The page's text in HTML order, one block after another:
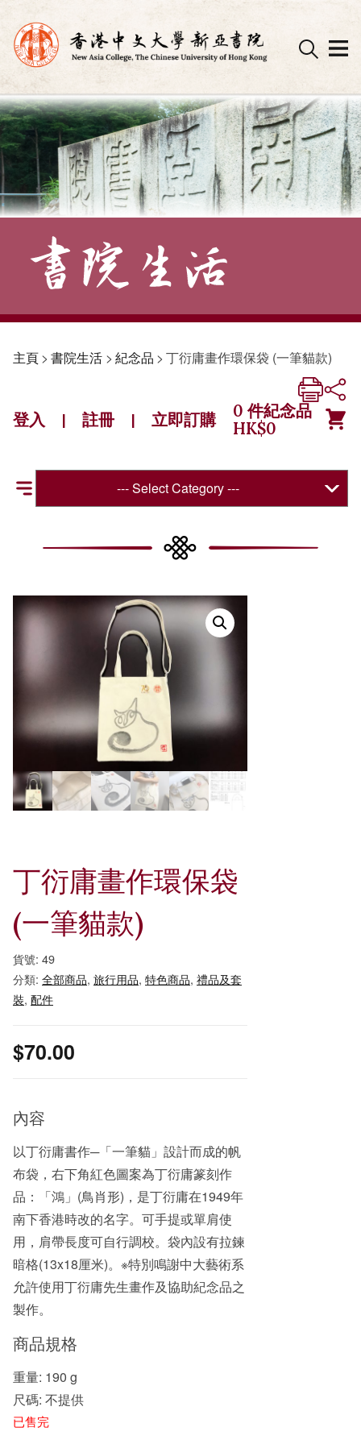
Skip
to
content
主頁> 書院生活 > 紀念品 > 丁衍庸畫作環保袋 (一筆貓款)
登入 | 註冊 | 立即訂購 0 件紀念品
HK$0
--- Select Category ---
丁衍庸畫作環保袋
(一筆貓款)
貨號: 49
分類: 全部商品, 旅行用品, 特色商品, 禮品及套
裝, 配件
$70.00
內容
以丁衍庸書作─「一筆貓」設計而成的帆
布袋，右下角紅色圖案為丁衍庸篆刻作
品：「鴻」(鳥肖形)，是丁衍庸在1949年
南下香港時改的名字。可手提或單肩使
用，肩帶長度可自行調校。袋內設有拉鍊
暗格(13x18厘米)。※特別鳴謝中大藝術系
允許使用丁衍庸先生畫作及協助紀念品之
製作。
商品規格
重量: 190 g
尺碼: 不提供
已售完